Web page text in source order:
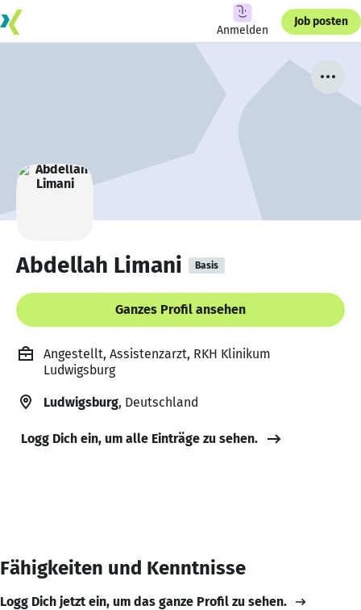
Anmelden
Job posten
Abdellah Limani Basis
Ganzes Profil ansehen
Angestellt, Assistenzarzt, RKH Klinikum
Ludwigsburg
Ludwigsburg, Deutschland
Logg Dich ein, um alle Einträge zu sehen.
Fähigkeiten und Kenntnisse
Logg Dich jetzt ein, um das ganze Profil zu sehen.